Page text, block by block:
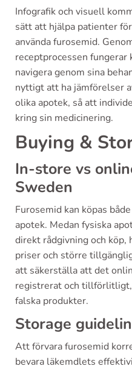
Infografik och visuell
sätt att hjälpa patienter
använda furosemid.
receptprocessen fungerar
navigera genom sina
nyttigt att ha jämförelser
olika apotek, så att
kring sin medicinering.
Buying &
In-store vs
Sweden
Furosemid kan köpas
apotek. Medan fysiska
direkt rådgivning och
priser och större
att säkerställa att det
registrerat och
falska produkter.
Storage
Att förvara furosemid
bevara läkemdlets